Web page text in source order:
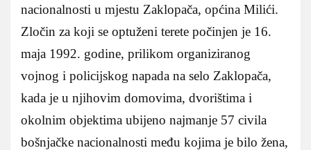
nacionalnosti u mjestu Zaklopača, općina Milići.
Zločin za koji se optuženi terete počinjen je 16.
maja 1992. godine, prilikom organiziranog
vojnog i policijskog napada na selo Zaklopača,
kada je u njihovim domovima, dvorištima i
okolnim objektima ubijeno najmanje 57 civila
bošnjačke nacionalnosti među kojima je bilo žena,